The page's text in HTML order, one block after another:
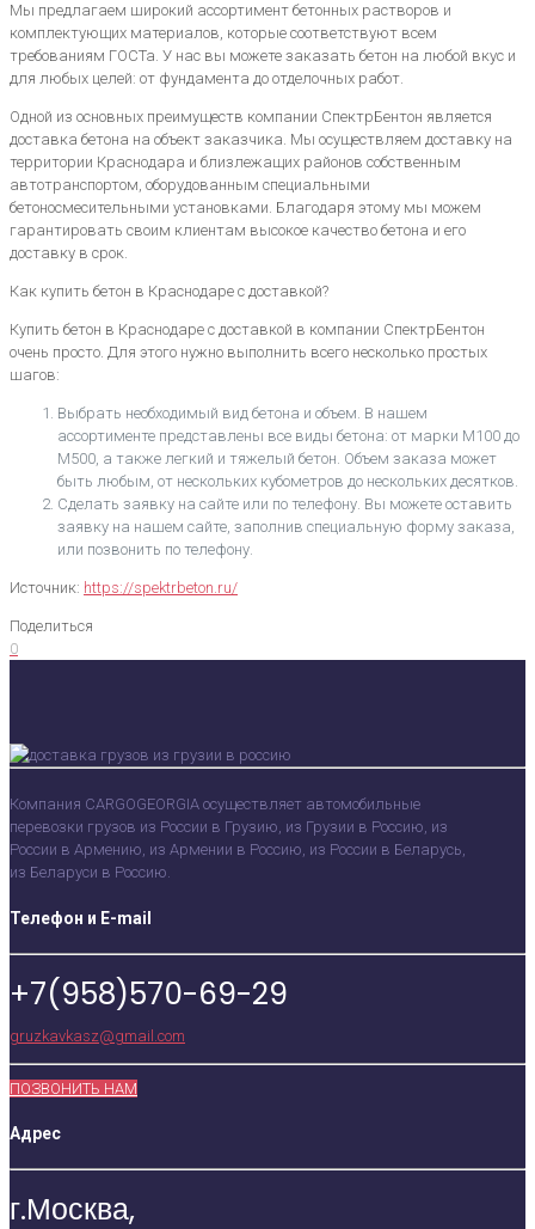
Мы предлагаем широкий ассортимент бетонных растворов и
комплектующих материалов, которые соответствуют всем
требованиям ГОСТа. У нас вы можете заказать бетон на любой вкус и
для любых целей: от фундамента до отделочных работ.
Одной из основных преимуществ компании СпектрБентон является
доставка бетона на объект заказчика. Мы осуществляем доставку на
территории Краснодара и близлежащих районов собственным
автотранспортом, оборудованным специальными
бетоносмесительными установками. Благодаря этому мы можем
гарантировать своим клиентам высокое качество бетона и его
доставку в срок.
Как купить бетон в Краснодаре с доставкой?
Купить бетон в Краснодаре с доставкой в компании СпектрБентон
очень просто. Для этого нужно выполнить всего несколько простых
шагов:
Выбрать необходимый вид бетона и объем. В нашем
ассортименте представлены все виды бетона: от марки М100 до
М500, а также легкий и тяжелый бетон. Объем заказа может
быть любым, от нескольких кубометров до нескольких десятков.
Сделать заявку на сайте или по телефону. Вы можете оставить
заявку на нашем сайте, заполнив специальную форму заказа,
или позвонить по телефону.
Источник: https://spektrbeton.ru/
Поделиться
0
Компания CARGOGEORGIA осуществляет автомобильные
перевозки грузов из России в Грузию, из Грузии в Россию, из
России в Армению, из Армении в Россию, из России в Беларусь,
из Беларуси в Россию.
Телефон и E-mail
+7(958)570-69-29
gruzkavkasz@gmail.com
ПОЗВОНИТЬ НАМ
Адрес
г.Москва,